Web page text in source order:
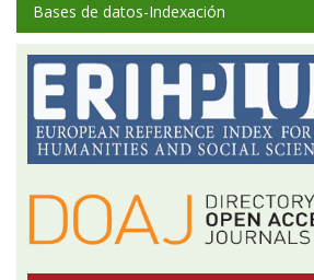
Bases de datos-Indexación